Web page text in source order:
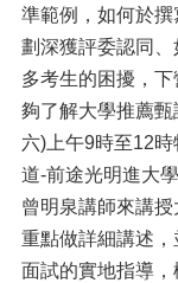
準範例，如何於
劃深獲評委認同
多考生的困擾，
夠了解大學推薦
六)上午9時至12
道-前途光明進大
曾明泉講師來講
重點做詳細講述
面試的實地指導